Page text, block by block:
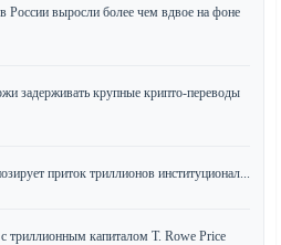
России выросли более чем вдвое на фоне
задерживать крупные крипто-переводы
приток триллионов институционал...
капиталом T. Rowe Price